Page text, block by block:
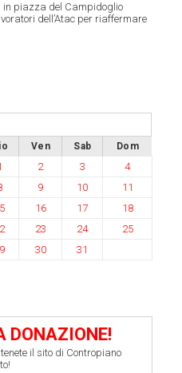
in piazza del Campidoglio
dell’Atac per riaffermare
Ven Sab Dom
2 3
4
9 10
11
16 17
18
23 24
25
30 31
DONAZIONE!
il sito di Contropiano